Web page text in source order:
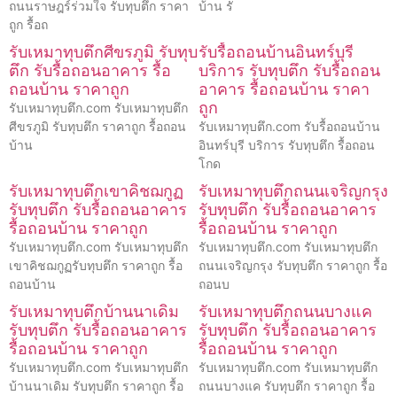
ถนนราษฎร์ร่วมใจ รับทุบตึก ราคา
ถูก รื้อถ
บ้าน รั
รับเหมาทุบตึกศีขรภูมิ รับทุบ
ตึก รับรื้อถอนอาคาร รื้อ
ถอนบ้าน ราคาถูก
รับเหมาทุบตึก.com รับเหมาทุบตึก
ศีขรภูมิ รับทุบตึก ราคาถูก รื้อถอน
บ้าน
รับรื้อถอนบ้านอินทร์บุรี
บริการ รับทุบตึก รับรื้อถอน
อาคาร รื้อถอนบ้าน ราคา
ถูก
รับเหมาทุบตึก.com รับรื้อถอนบ้าน
อินทร์บุรี บริการ รับทุบตึก รื้อถอน
โกด
รับเหมาทุบตึกเขาคิชฌกูฏ
รับทุบตึก รับรื้อถอนอาคาร
รื้อถอนบ้าน ราคาถูก
รับเหมาทุบตึก.com รับเหมาทุบตึก
เขาคิชฌกูฏรับทุบตึก ราคาถูก รื้อ
ถอนบ้าน
รับเหมาทุบตึกถนนเจริญกรุง
รับทุบตึก รับรื้อถอนอาคาร
รื้อถอนบ้าน ราคาถูก
รับเหมาทุบตึก.com รับเหมาทุบตึก
ถนนเจริญกรุง รับทุบตึก ราคาถูก รื้อ
ถอนบ
รับเหมาทุบตึกบ้านนาเดิม
รับทุบตึก รับรื้อถอนอาคาร
รื้อถอนบ้าน ราคาถูก
รับเหมาทุบตึก.com รับเหมาทุบตึก
บ้านนาเดิม รับทุบตึก ราคาถูก รื้อ
รับเหมาทุบตึกถนนบางแค
รับทุบตึก รับรื้อถอนอาคาร
รื้อถอนบ้าน ราคาถูก
รับเหมาทุบตึก.com รับเหมาทุบตึก
ถนนบางแค รับทุบตึก ราคาถูก รื้อ